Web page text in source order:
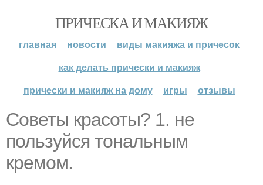
ПРИЧЕСКА И МАКИЯЖ
главная новости
виды макияжа и причесок
как делать прически и макияж
прически и макияж на дому
игры отзывы
Советы красоты? 1. не
пользуйся тональным
кремом.